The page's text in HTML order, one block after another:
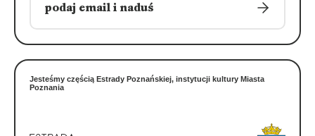
Jesteśmy częścią Estrady Poznańskiej, instytucji kultury Miasta
Poznania